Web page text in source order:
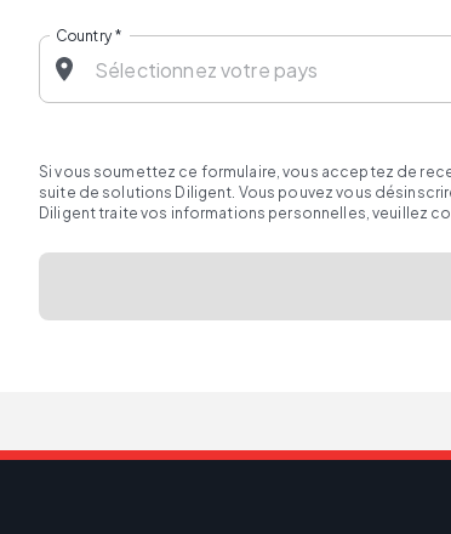
Country*
Si vous soumettez ce formulaire, vous acceptez de
suite de solutions Diligent. Vous pouvez vous
Diligent traite vos informations personnelles, veuillez